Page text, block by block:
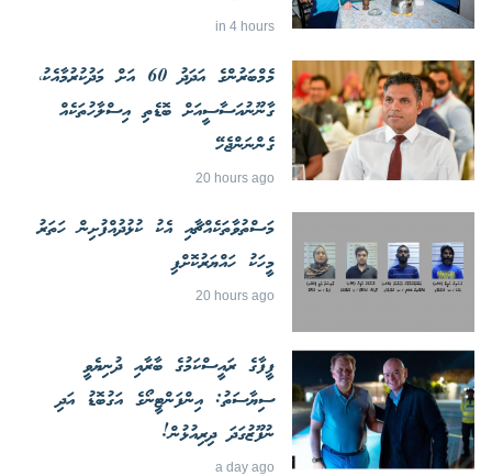
in 4 hours
މެމްބަރުންގެ އަދަދު 60 އަށް މަދުކުރުމާއެކު،
ގާނޫނުއަސާސީއަށް ބޮޑެތި އިސްލާހުތަކެއް
ގެންނަންޖެހޭ
20 hours ago
މަސްތުވާތަކެއްޗާއި އެކު ކުޅުދުއްފުށިން ހަތަރު
މީހަކު ހައްޔަރުކޮށްފި
20 hours ago
ފީފާގެ ރައީސްކަމުގެ ބާރާއި ދުނިޔެވީ
ސިޔާސަތު: އިންފަންޓީނޯގެ އަގުބޮޑު އަދި
ނުފޫޒުގަދަ ދިރިއުޅުން!
a day ago